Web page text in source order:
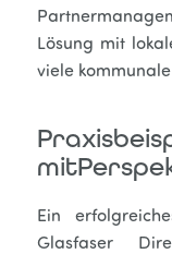
Lösung mit
viele
Ein
Glasfaser